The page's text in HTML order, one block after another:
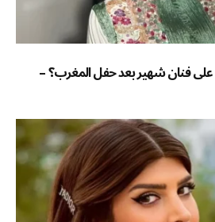
على فنان شهير بعد حفل المغرب؟ –